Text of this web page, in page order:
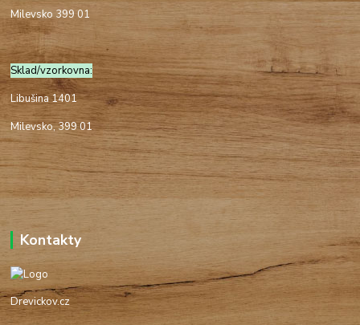
Milevsko 399 01
Sklad/vzorkovna:
Libušina 1401
Milevsko, 399 01
Kontakty
Drevickov.cz